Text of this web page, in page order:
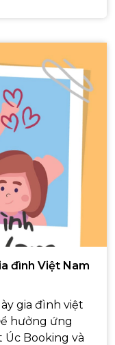
đình Việt Nam
gia đình việt
hưởng ứng
Úc Booking và